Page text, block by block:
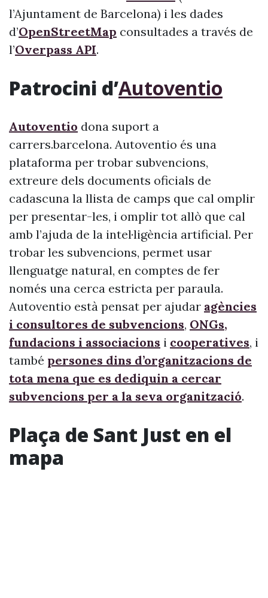
l’Ajuntament de Barcelona) i les dades
d’OpenStreetMap consultades a través de
l’Overpass API.
Patrocini d’Autoventio
Autoventio dona suport a
carrers.barcelona. Autoventio és una
plataforma per trobar subvencions,
extreure dels documents oficials de
cadascuna la llista de camps que cal omplir
per presentar-les, i omplir tot allò que cal
amb l’ajuda de la intel·ligència artificial. Per
trobar les subvencions, permet usar
llenguatge natural, en comptes de fer
només una cerca estricta per paraula.
Autoventio està pensat per ajudar agències
i consultores de subvencions, ONGs,
fundacions i associacions i cooperatives, i
també persones dins d’organitzacions de
tota mena que es dediquin a cercar
subvencions per a la seva organització.
Plaça de Sant Just en el
mapa